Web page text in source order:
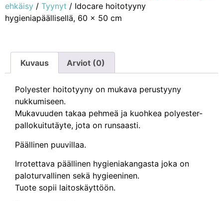
ehkäisy / Tyynyt / Idocare hoitotyyny
hygieniapäällisellä, 60 x 50 cm
Kuvaus Arviot (0)
Polyester hoitotyyny on mukava perustyyny
nukkumiseen.
Mukavuuden takaa pehmeä ja kuohkea polyester-
pallokuitutäyte, jota on runsaasti.
Päällinen puuvillaa.
Irrotettava päällinen hygieniakangasta joka on
paloturvallinen sekä hygieeninen.
Tuote sopii laitoskäyttöön.